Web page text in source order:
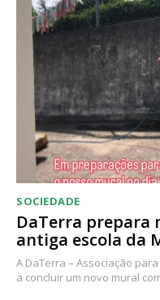
SOCIEDADE
DaTerra prepara
antiga escola da
A DaTerra – Associação
a concluir um novo mural